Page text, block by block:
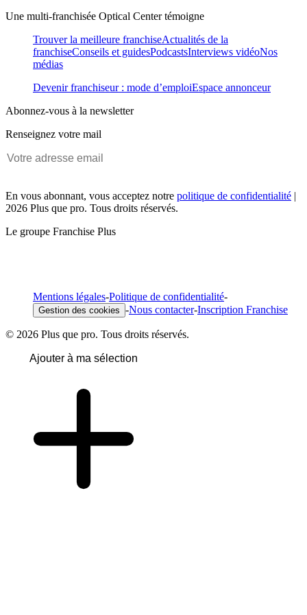
Une multi-franchisée Optical Center témoigne
Trouver la meilleure franchiseActualités de la
franchiseConseils et guidesPodcastsInterviews vidéoNos
médias
Devenir franchiseur : mode d’emploiEspace annonceur
Abonnez-vous à la newsletter
Renseignez votre mail
En vous abonnant, vous acceptez notre politique de confidentialité |
2026 Plus que pro. Tous droits réservés.
Le groupe Franchise Plus
Mentions légales-Politique de confidentialité-
Gestion des cookies -Nous contacter-Inscription Franchise
© 2026 Plus que pro. Tous droits réservés.
Ajouter à ma sélection